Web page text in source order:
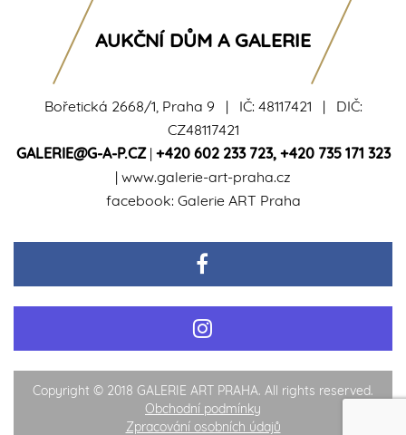
Bořetická 2668/1, Praha 9 | IČ: 48117421 | DIČ:
CZ48117421
GALERIE@G-A-P.CZ| +420 602 233 723, +420 735 171 323
| www.galerie-art-praha.cz
facebook: Galerie ART Praha
AUKČNÍ DŮM A GALERIE
Copyright © 2018 GALERIE ART PRAHA. All rights reserved.
Obchodní podmínky
Zpracování osobních údajů